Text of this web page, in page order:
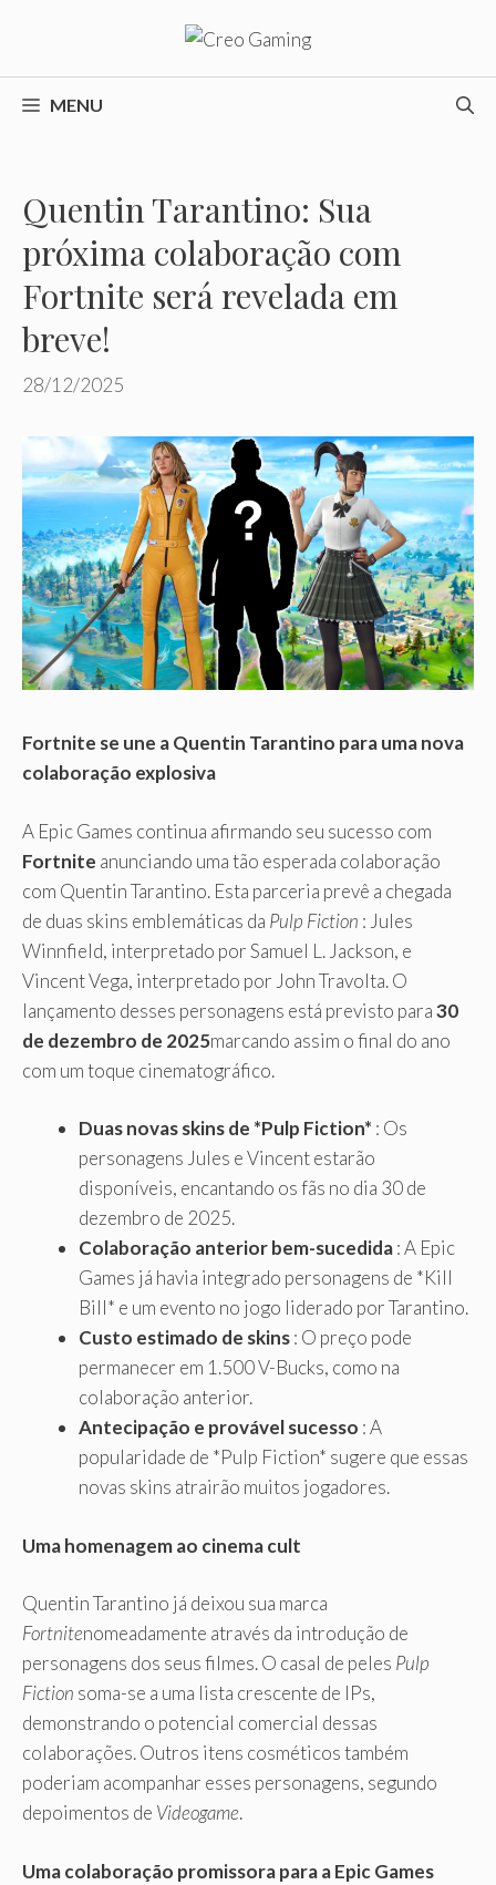
o
conteúdoMENU
Quentin Tarantino: Sua
próxima colaboração com
Fortnite será revelada em
breve!
28/12/2025
Fortnite se une a Quentin Tarantino para uma nova
colaboração explosiva
A Epic Games continua afirmando seu sucesso com
Fortnite anunciando uma tão esperada colaboração
com Quentin Tarantino. Esta parceria prevê a chegada
de duas skins emblemáticas da Pulp Fiction : Jules
Winnfield, interpretado por Samuel L. Jackson, e
Vincent Vega, interpretado por John Travolta. O
lançamento desses personagens está previsto para30
de dezembro de 2025marcando assim o final do ano
com um toque cinematográfico.
Duas novas skins de *Pulp Fiction* : Os
personagens Jules e Vincent estarão
disponíveis, encantando os fãs no dia 30 de
dezembro de 2025.
Colaboração anterior bem-sucedida: A Epic
Games já havia integrado personagens de *Kill
Bill* e um evento no jogo liderado por Tarantino.
Custo estimado de skins: O preço pode
permanecer em 1.500 V-Bucks, como na
colaboração anterior.
Antecipação e provável sucesso : A
popularidade de *Pulp Fiction* sugere que essas
novas skins atrairão muitos jogadores.
Uma homenagem ao cinema cult
Quentin Tarantino já deixou sua marca
Fortnitenomeadamente através da introdução de
personagens dos seus filmes. O casal de peles Pulp
Fiction soma-se a uma lista crescente de IPs,
demonstrando o potencial comercial dessas
colaborações. Outros itens cosméticos também
poderiam acompanhar esses personagens, segundo
depoimentos de Videogame.
Uma colaboração promissora para a Epic Games